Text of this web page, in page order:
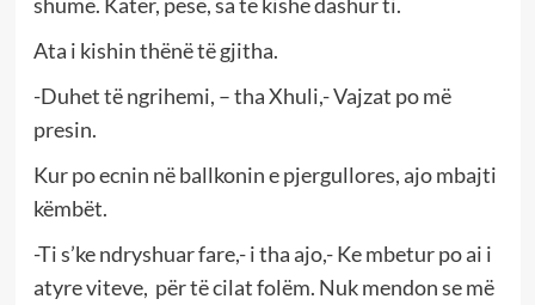
Ata i kishin thënë të gjitha.
-Duhet të ngrihemi, – tha Xhuli,- Vajzat po më
presin.
Kur po ecnin në ballkonin e pjergullores, ajo mbajti
këmbët.
-Ti s’ke ndryshuar fare,- i tha ajo,- Ke mbetur po ai i
atyre viteve, për të cilat folëm. Nuk mendon se më